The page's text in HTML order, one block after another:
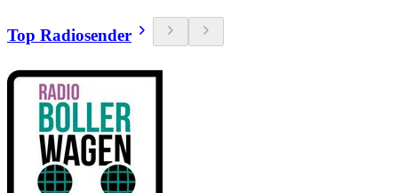
Top Radiosender